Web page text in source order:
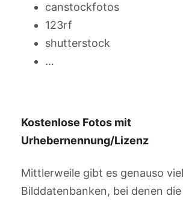
canstockfotos
123rf
shutterstock
…
Kostenlose Fotos mit
Urhebernennung/Lizenz
Mittlerweile gibt es genauso
Bilddatenbanken, bei denen